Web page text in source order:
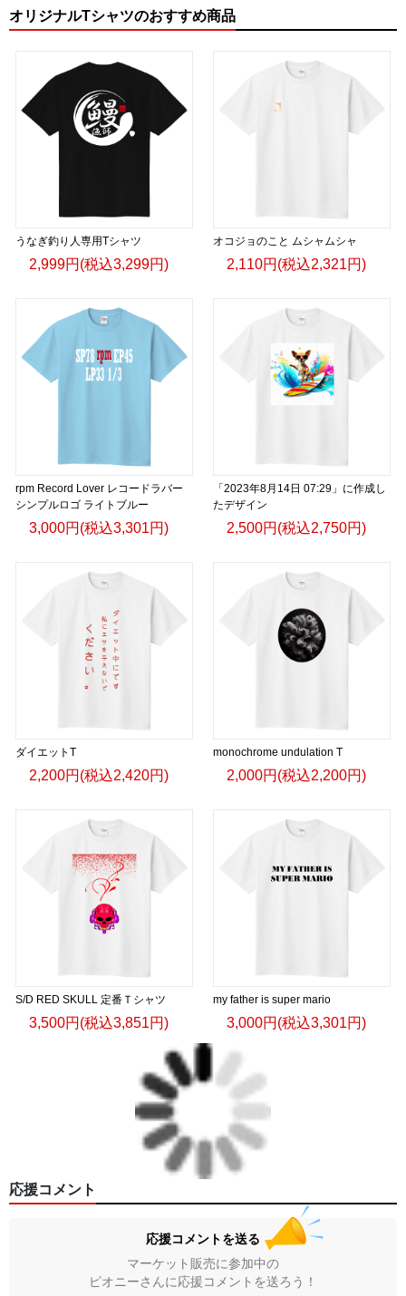
オリジナルTシャツのおすすめ商品
うなぎ釣り人専用Tシャツ
2,999円(税込3,299円)
オコジョのこと ムシャムシャ
2,110円(税込2,321円)
rpm Record Lover レコードラバー
シンプルロゴ ライトブルー
3,000円(税込3,301円)
「2023年8月14日 07:29」に作成し
たデザイン
2,500円(税込2,750円)
ダイエットT
2,200円(税込2,420円)
monochrome undulation T
2,000円(税込2,200円)
S/D RED SKULL 定番Ｔシャツ
3,500円(税込3,851円)
my father is super mario
3,000円(税込3,301円)
応援コメント
応援コメントを送る
マーケット販売に参加中の
ピオニーさんに応援コメントを送ろう！